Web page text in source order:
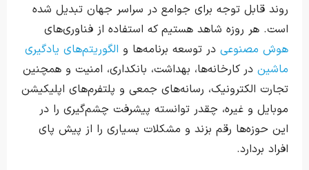
روند قابل توجه برای جوامع در سراسر جهان تبدیل شده
است. هر روزه شاهد هستیم که استفاده از فناوری‌های
هوش مصنوعی در توسعه برنامه‌ها و الگوریتم‌های یادگیری
ماشین در کارخانه‌ها، بهداشت، بانکداری، امنیت و همچنین
تجارت الکترونیک، رسانه‌های جمعی و پلتفرم‌های اپلیکیشن
موبایل و غیره، چقدر توانسته پیشرفت چشم‌گیری را در
این حوزه‌ها رقم بزند و مشکلات بسیاری را از پیش پای
افراد بردارد.